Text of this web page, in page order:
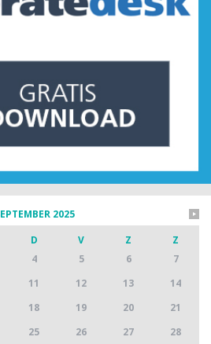
2025
D V Z
Z
4 5 6
7
11 12 13
14
18 19 20
21
25 26 27
28